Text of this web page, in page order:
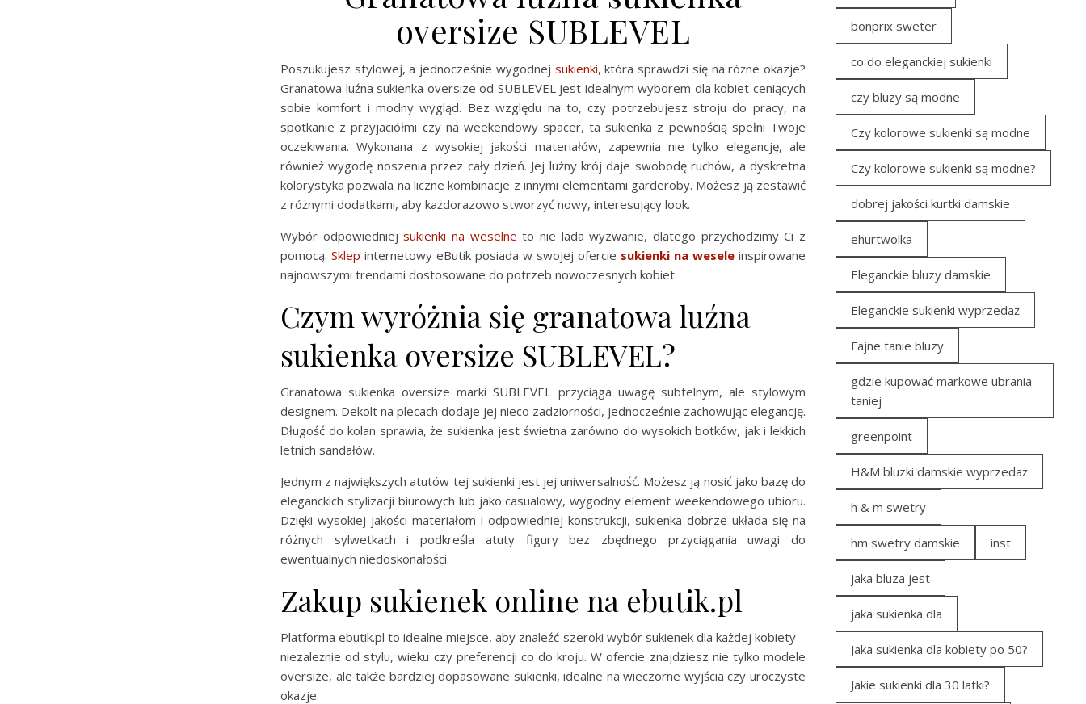
oversize SUBLEVEL
Poszukujesz stylowej, a jednocześnie wygodnej sukienki, która sprawdzi się na różne okazje?
Granatowa luźna sukienka oversize od SUBLEVEL jest idealnym wyborem dla kobiet ceniących
sobie komfort i modny wygląd. Bez względu na to, czy potrzebujesz stroju do pracy, na
spotkanie z przyjaciółmi czy na weekendowy spacer, ta sukienka z pewnością spełni Twoje
oczekiwania. Wykonana z wysokiej jakości materiałów, zapewnia nie tylko elegancję, ale
również wygodę noszenia przez cały dzień. Jej luźny krój daje swobodę ruchów, a dyskretna
kolorystyka pozwala na liczne kombinacje z innymi elementami garderoby. Możesz ją zestawić
z różnymi dodatkami, aby każdorazowo stworzyć nowy, interesujący look.
Wybór odpowiedniejsukienki na weselne to nie lada wyzwanie, dlatego przychodzimy Ci z
pomocą. Sklep internetowy eButik posiada w swojej ofercie sukienki na wesele inspirowane
najnowszymi trendami dostosowane do potrzeb nowoczesnych kobiet.
Czym wyróżnia się granatowa luźna
sukienka oversize SUBLEVEL?
Granatowa sukienka oversize marki SUBLEVEL przyciąga uwagę subtelnym, ale stylowym
designem. Dekolt na plecach dodaje jej nieco zadziorności, jednocześnie zachowując elegancję.
Długość do kolan sprawia, że sukienka jest świetna zarówno do wysokich botków, jak i lekkich
letnich sandałów.
Jednym z największych atutów tej sukienki jest jej uniwersalność. Możesz ją nosić jako bazę do
eleganckich stylizacji biurowych lub jako casualowy, wygodny element weekendowego ubioru.
Dzięki wysokiej jakości materiałom i odpowiedniej konstrukcji, sukienka dobrze układa się na
różnych sylwetkach i podkreśla atuty figury bez zbędnego przyciągania uwagi do
ewentualnych niedoskonałości.
Zakup sukienek online na ebutik.pl
Platforma ebutik.pl to idealne miejsce, aby znaleźć szeroki wybór sukienek dla każdej kobiety –
niezależnie od stylu, wieku czy preferencji co do kroju. W ofercie znajdziesz nie tylko modele
oversize, ale także bardziej dopasowane sukienki, idealne na wieczorne wyjścia czy uroczyste
okazje.
bonprix sweter
co do eleganckiej sukienki
czy bluzy są modne
Czy kolorowe sukienki są modne
Czy kolorowe sukienki są modne?
dobrej jakości kurtki damskie
ehurtwolka
Eleganckie bluzy damskie
Eleganckie sukienki wyprzedaż
Fajne tanie bluzy
gdzie kupować markowe ubrania
taniej
greenpoint
H&M bluzki damskie wyprzedaż
h & m swetry
hm swetry damskie inst
jaka bluza jest
jaka sukienka dla
Jaka sukienka dla kobiety po 50?
Jakie sukienki dla 30 latki?